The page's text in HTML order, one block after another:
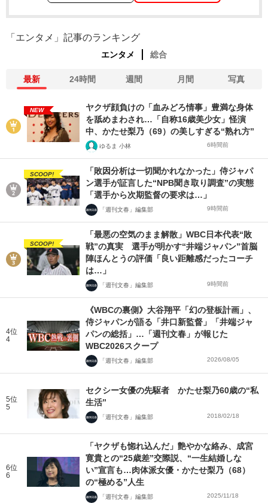
「エンタメ」記事のランキング
エンタメ 総合
最新 24時間 週間 月間 写真
NEW
ヤクザ顔負けの「血みどろ情事」豊満な身体
を舐めまわされ…「自称16歳美少女」怪演
中、かたせ梨乃（69）の美しすぎる“熟れ方”
ゆるま 小林 6時間前
SCOOP!
「敗因分析は一切聞かれなかった」侍ジャパ
ン選手が証言した“NPB聞き取り調査”の実態
「選手から次期監督の要求は…」
「週刊文春」編集部 9時間前
SCOOP!
「最悪の空気のまま解散」WBC日本代表“敗
戦”の真実 選手が明かす“井端ジャパン”首脳
陣ほんとうの評価「良い距離感だったコーチ
は…」
「週刊文春」編集部 9時間前
4位
4
《WBCの裏側》大谷翔平「幻の登板計画」、
侍ジャパンが語る「井口新監督」「井端ジャ
パンの総括」…「週刊文春」が報じた
WBC2026スクープ
「週刊文春」編集部 2026/08/05
5位
5
セクシー女優の先駆者 かたせ梨乃60歳の“私
生活”
「週刊文春」編集部 2018/02/18
6位
6
「ヤクザも惚れ込んだ」艶やかな絡み、成宮
寛貴との“25歳差”交際説、“一生結婚しな
い”宣言も…肉体派女優・かたせ梨乃（68）
の“極める”人生
「週刊文春」編集部 2025/11/18